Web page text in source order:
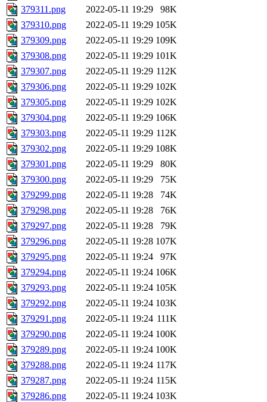
379311.png
2022-05-11 19:29
98K
379310.png
2022-05-11 19:29 105K
379309.png
2022-05-11 19:29 109K
379308.png
2022-05-11 19:29 101K
379307.png
2022-05-11 19:29 112K
379306.png
2022-05-11 19:29 102K
379305.png
2022-05-11 19:29 102K
379304.png
2022-05-11 19:29 106K
379303.png
2022-05-11 19:29 112K
379302.png
2022-05-11 19:29 108K
379301.png
2022-05-11 19:29
80K
379300.png
2022-05-11 19:29
75K
379299.png
2022-05-11 19:28
74K
379298.png
2022-05-11 19:28
76K
379297.png
2022-05-11 19:28
79K
379296.png
2022-05-11 19:28 107K
379295.png
2022-05-11 19:24
97K
379294.png
2022-05-11 19:24 106K
379293.png
2022-05-11 19:24 105K
379292.png
2022-05-11 19:24 103K
379291.png
2022-05-11 19:24 111K
379290.png
2022-05-11 19:24 100K
379289.png
2022-05-11 19:24 100K
379288.png
2022-05-11 19:24 117K
379287.png
2022-05-11 19:24 115K
379286.png
2022-05-11 19:24 103K